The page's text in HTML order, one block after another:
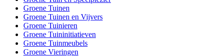
Groene Tuinen
Groene Tuinen en Vijvers
Groene Tuinieren
Groene Tuininitiatieven
Groene Tuinmeubels
Groene Vieringen